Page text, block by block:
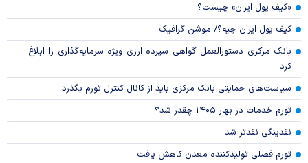
«کیف پول ایران» چیست؟
کیف پول ایران چیه؟/ موشن گرافیک
بانک مرکزی دستورالعمل گواهی سپرده ارزی ویژه سرمایه‌گذاری را ابلاغ
کرد
سیاست‌های حمایتی بانک مرکزی باید از کانال کنترل تورم بگذرد
تورم خدمات در بهار ۱۴۰۵ چقدر شد؟
نقدینگی نقدتر شد
تورم فصلی تولیدکننده معدن کاهش یافت